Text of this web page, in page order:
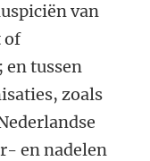
van
of
en tussen
zoals
en nadelen